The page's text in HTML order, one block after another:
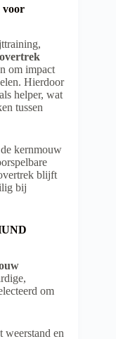
voor
om impact
Hierdoor
helper, wat
tussen
kernmouw
blijft
bij
om
weerstand en